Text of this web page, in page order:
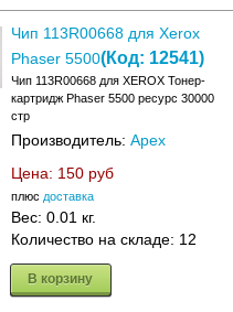
Чип 113R00668 для Xerox
Phaser 5500(Код: 12541)
Чип 113R00668 для XEROX Тонер-
картридж Phaser 5500 ресурс 30000
стр
Производитель: Apex
Цена: 150 руб
плюс доставка
Вес: 0.01 кг.
Количество на складе: 12
В корзину